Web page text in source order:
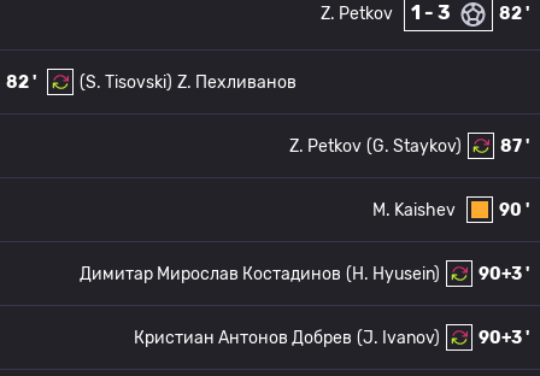
82 '
1 - 3
Z. Petkov
82 ' (S. Tisovski) Z. Пехливанов
87 '
(G. Staykov)
Z. Petkov
90 '
M. Kaishev
90+3 '
(H. Hyusein)
Димитар Мирослав Костадинов
90+3 '
(J. Ivanov)
Кристиан Антонов Добрев